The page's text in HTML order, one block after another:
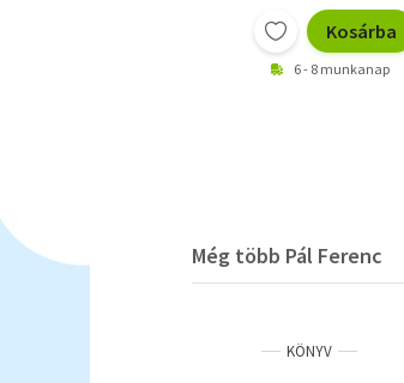
Kosárba
6 - 8 munkanap
Még több Pál Ferenc
KÖNYV